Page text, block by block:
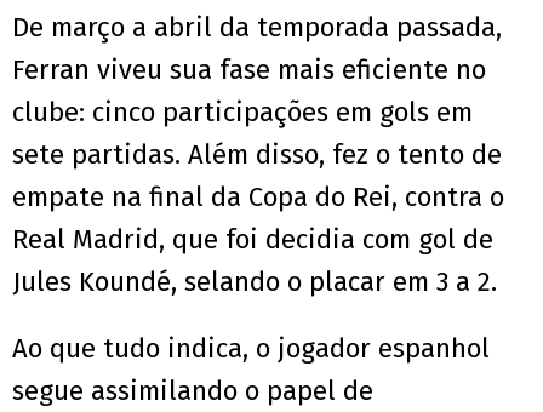
De março a abril da temporada passada,
Ferran viveu sua fase mais eficiente no
clube: cinco participações em gols em
sete partidas. Além disso, fez o tento de
empate na final da Copa do Rei, contra o
Real Madrid, que foi decidia com gol de
Jules Koundé, selando o placar em 3 a 2.
Ao que tudo indica, o jogador espanhol
segue assimilando o papel de